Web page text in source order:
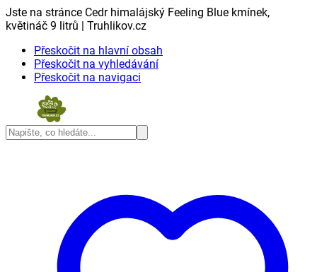
Jste na stránce Cedr himalájský Feeling Blue kmínek,
květináč 9 litrů | Truhlikov.cz
Přeskočit na hlavní obsah
Přeskočit na vyhledávání
Přeskočit na navigaci